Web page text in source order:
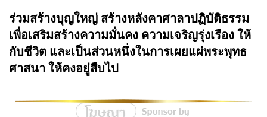
ร่วมสร้างบุญใหญ่ สร้างหลังคาศาลาปฏิบัติธรรม
เพื่อเสริมสร้างความมั่นคง ความเจริญรุ่งเรือง ให้
กับชีวิต และเป็นส่วนหนึ่งในการเผยแผ่พระพุทธ
ศาสนา ให้คงอยู่สืบไป